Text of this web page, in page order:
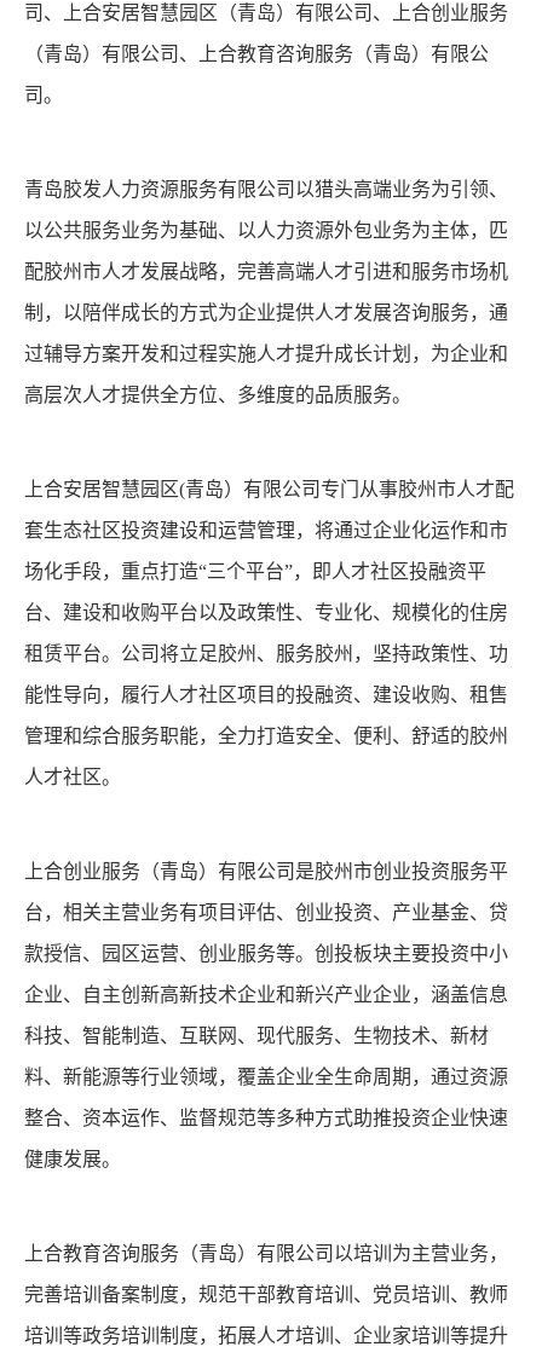
司、上合安居智慧园区（青岛）有限公司、上合创业服务
（青岛）有限公司、上合教育咨询服务（青岛）有限公
司。
青岛胶发人力资源服务有限公司以猎头高端业务为引领、
以公共服务业务为基础、以人力资源外包业务为主体，匹
配胶州市人才发展战略，完善高端人才引进和服务市场机
制，以陪伴成长的方式为企业提供人才发展咨询服务，通
过辅导方案开发和过程实施人才提升成长计划，为企业和
高层次人才提供全方位、多维度的品质服务。
上合安居智慧园区(青岛）有限公司专门从事胶州市人才配
套生态社区投资建设和运营管理，将通过企业化运作和市
场化手段，重点打造“三个平台”，即人才社区投融资平
台、建设和收购平台以及政策性、专业化、规模化的住房
租赁平台。公司将立足胶州、服务胶州，坚持政策性、功
能性导向，履行人才社区项目的投融资、建设收购、租售
管理和综合服务职能，全力打造安全、便利、舒适的胶州
人才社区。
上合创业服务（青岛）有限公司是胶州市创业投资服务平
台，相关主营业务有项目评估、创业投资、产业基金、贷
款授信、园区运营、创业服务等。创投板块主要投资中小
企业、自主创新高新技术企业和新兴产业企业，涵盖信息
科技、智能制造、互联网、现代服务、生物技术、新材
料、新能源等行业领域，覆盖企业全生命周期，通过资源
整合、资本运作、监督规范等多种方式助推投资企业快速
健康发展。
上合教育咨询服务（青岛）有限公司以培训为主营业务，
完善培训备案制度，规范干部教育培训、党员培训、教师
培训等政务培训制度，拓展人才培训、企业家培训等提升